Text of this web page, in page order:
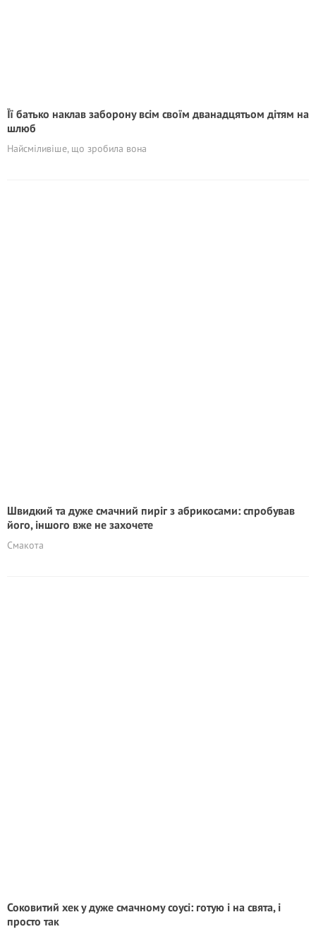
Її батько наклав заборону всім своїм дванадцятьом дітям на
шлюб
Найсміливіше, що зробила вона
Швидкий та дуже смачний пиріг з абрикосами: спробував
його, іншого вже не захочете
Смакота
Соковитий хек у дуже смачному соусі: готую і на свята, і
просто так